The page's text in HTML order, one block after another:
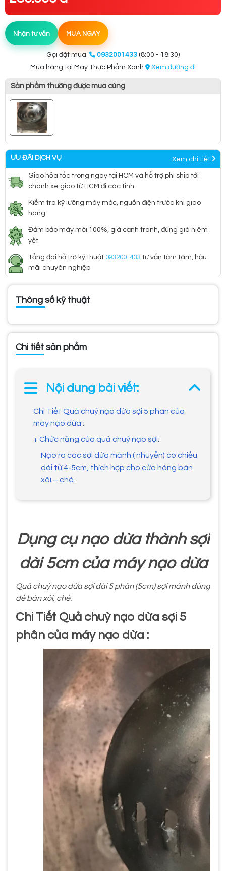
Nhận tư vấn MUA NGAY
Gọi đặt mua: 0932001433 (8:00 - 18:30)
Mua hàng tại Máy Thực Phẩm Xanh
Xem đường đi
Sản phẩm thường được mua cùng
ƯU ĐÃI DỊCH VỤ Xem chi tiết
Giao hỏa tốc trong ngày tại HCM và hỗ trợ phí ship tới
chành xe giao từ HCM đi các tỉnh
Kiểm tra kỹ lưỡng máy móc, nguồn điện trước khi giao
hàng
Đảm bảo máy mới 100%, giá cạnh tranh, đúng giá niêm
yết
Tổng đài hỗ trợ kỹ thuật 0932001433 tư vấn tậm tâm, hậu
mãi chuyên nghiệp
Thông số kỹ thuật
Chi tiết sản phẩm
Nội dung bài viết:
Chi Tiết Quả chuỳ nạo dừa sợi 5 phân của
máy nạo dừa :
+ Chức năng của quả chuỳ nạo sợi:
Nạo ra các sợi dừa mảnh ( nhuyễn) có chiều
dài từ 4-5cm, thích hợp cho cửa hàng bán
xôi – chè.
Dụng cụ nạo dừa thành sợi
dài 5cm của máy nạo dừa
Quả chuỳ nạo dừa sợi dài 5 phân (5cm) sợi mảnh dùng
để bán xôi, chè.
Chi Tiết Quả chuỳ nạo dừa sợi 5
phân của máy nạo dừa :